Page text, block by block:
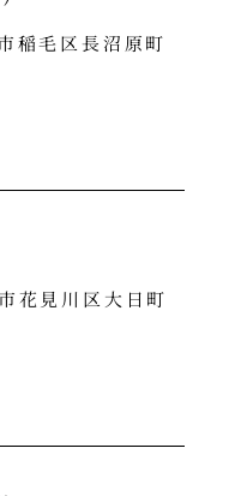
毛区長沼原町
花見川区大日町